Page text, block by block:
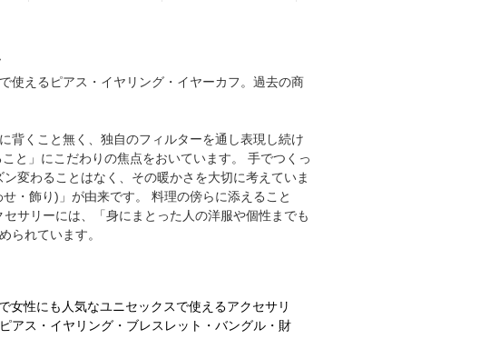
使えるピアス・イヤリング・イヤーカフ。過去の商
背くこと無く、独自のフィルターを通し表現し続け
と」にこだわりの焦点をおいています。 手でつくっ
変わることはなく、その暖かさを大切に考えていま
・飾り)」が由来です。 料理の傍らに添えること
サリーには、「身にまとった人の洋服や個性までも
られています。